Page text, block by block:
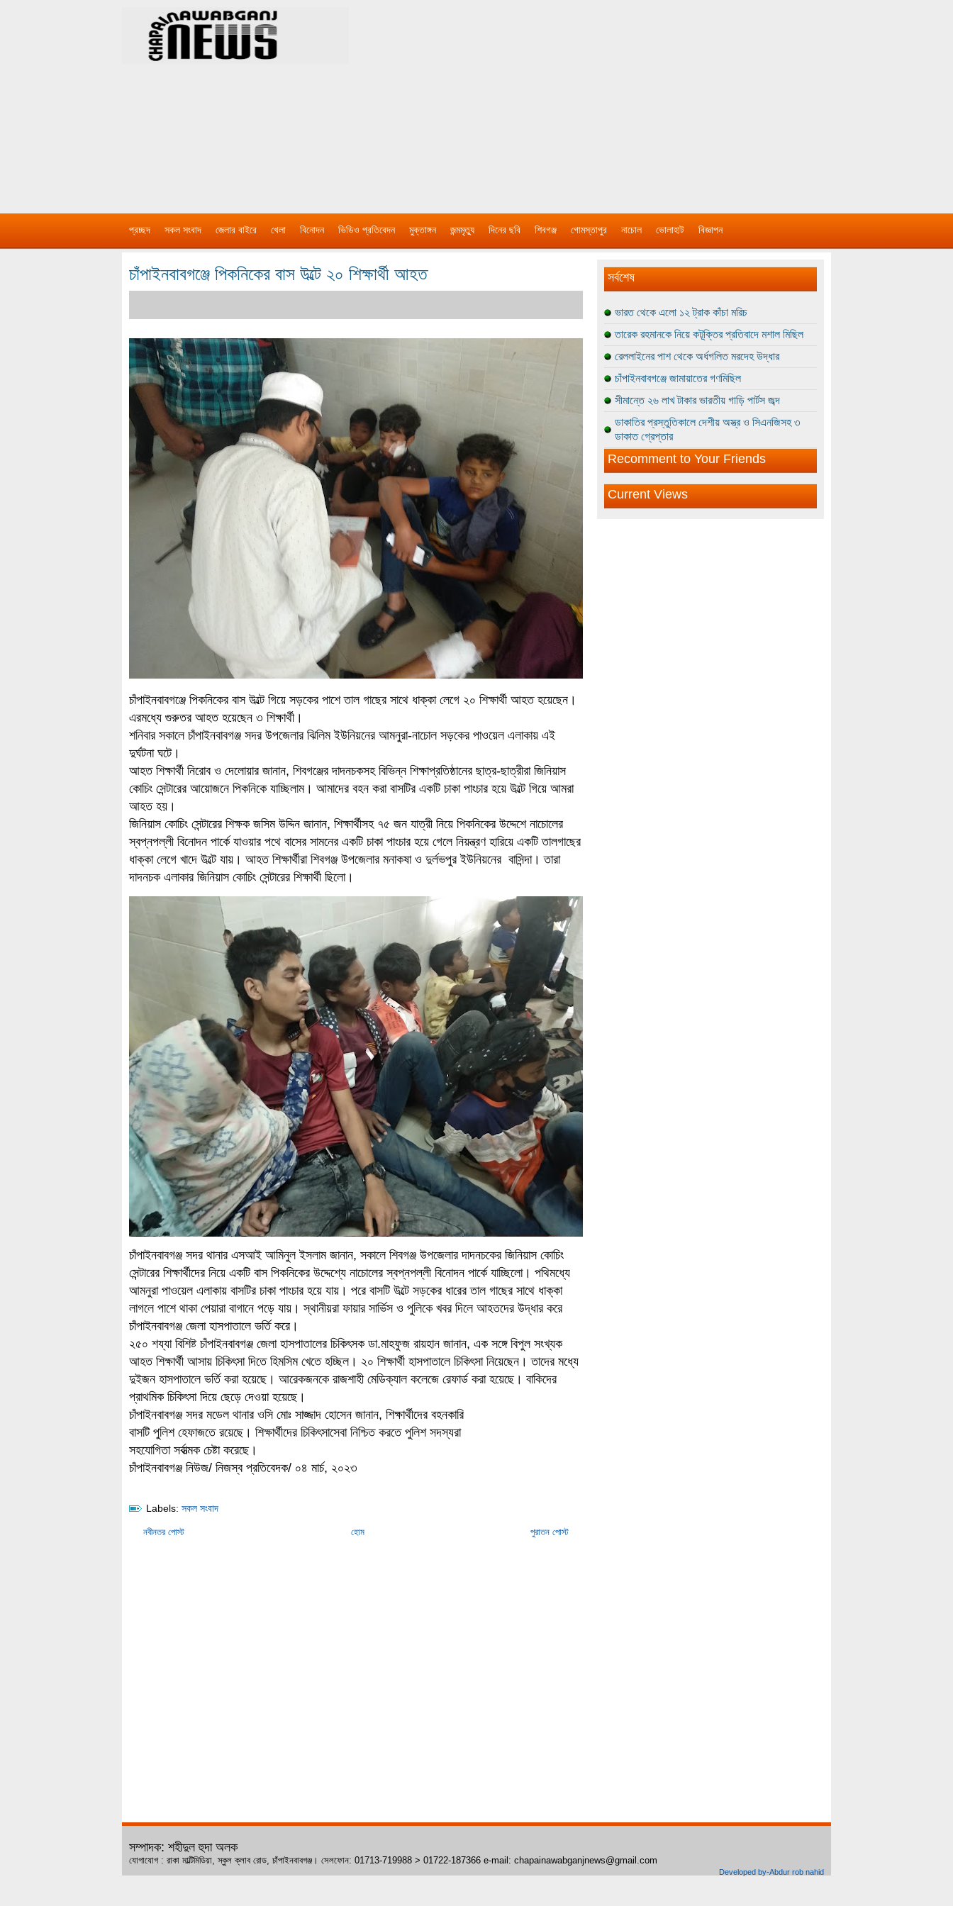
প্রচ্ছদ সকল সংবাদ জেলার বাইরে খেলা বিনোদন ভিডিও প্রতিবেদন মুক্তাঙ্গন জন্মমৃত্যু দিনের ছবি শিবগঞ্জ গোমস্তাপুর নাচোল ভোলাহাট বিজ্ঞাপন
চাঁপাইনবাবগঞ্জে পিকনিকের বাস উল্টে ২০ শিক্ষার্থী আহত
চাঁপাইনবাবগঞ্জে পিকনিকের বাস উল্টে গিয়ে সড়কের পাশে তাল গাছের সাথে ধাক্কা লেগে ২০ শিক্ষার্থী আহত হয়েছেন।
এরমধ্যে গুরুতর আহত হয়েছেন ৩ শিক্ষার্থী।
শনিবার সকালে চাঁপাইনবাবগঞ্জ সদর উপজেলার ঝিলিম ইউনিয়নের আমনুরা-নাচোল সড়কের পাওয়েল এলাকায় এই
দুর্ঘটনা ঘটে।
আহত শিক্ষার্থী নিরোব ও দেলোয়ার জানান, শিবগঞ্জের দাদনচকসহ বিভিন্ন শিক্ষাপ্রতিষ্ঠানের ছাত্র-ছাত্রীরা জিনিয়াস
কোচিং সেন্টারের আয়োজনে পিকনিকে যাচ্ছিলাম। আমাদের বহন করা বাসটির একটি চাকা পাংচার হয়ে উল্টে গিয়ে আমরা
আহত হয়।
জিনিয়াস কোচিং সেন্টারের শিক্ষক জসিম উদ্দিন জানান, শিক্ষার্থীসহ ৭৫ জন যাত্রী নিয়ে পিকনিকের উদ্দেশে নাচোলের
স্বপ্নপল্লী বিনোদন পার্কে যাওয়ার পথে বাসের সামনের একটি চাকা পাংচার হয়ে গেলে নিয়ন্ত্রণ হারিয়ে একটি তালগাছের
ধাক্কা লেগে খাদে উল্টে যায়। আহত শিক্ষার্থীরা শিবগঞ্জ উপজেলার মনাকষা ও দুর্লভপুর ইউনিয়নের বাসিন্দা। তারা
দাদনচক এলাকার জিনিয়াস কোচিং সেন্টারের শিক্ষার্থী ছিলো।
চাঁপাইনবাবগঞ্জ সদর থানার এসআই আমিনুল ইসলাম জানান, সকালে শিবগঞ্জ উপজেলার দাদনচকের জিনিয়াস কোচিং
সেন্টারের শিক্ষার্থীদের নিয়ে একটি বাস পিকনিকের উদ্দেশ্যে নাচোলের স্বপ্নপল্লী বিনোদন পার্কে যাচ্ছিলো। পথিমধ্যে
আমনুরা পাওয়েল এলাকায় বাসটির চাকা পাংচার হয়ে যায়। পরে বাসটি উল্টে সড়কের ধারের তাল গাছের সাথে ধাক্কা
লাগলে পাশে থাকা পেয়ারা বাগানে পড়ে যায়। স্থানীয়রা ফায়ার সার্ভিস ও পুলিকে খবর দিলে আহতদের উদ্ধার করে
চাঁপাইনবাবগঞ্জ জেলা হাসপাতালে ভর্তি করে।
২৫০ শয্যা বিশিষ্ট চাঁপাইনবাবগঞ্জ জেলা হাসপাতালের চিকিৎসক ডা.মাহফুজ রায়হান জানান, এক সঙ্গে বিপুল সংখ্যক
আহত শিক্ষার্থী আসায় চিকিৎসা দিতে হিমসিম খেতে হচ্ছিল। ২০ শিক্ষার্থী হাসপাতালে চিকিৎসা নিয়েছেন। তাদের মধ্যে
দুইজন হাসপাতালে ভর্তি করা হয়েছে। আরেকজনকে রাজশাহী মেডিক্যাল কলেজে রেফার্ড করা হয়েছে। বাকিদের
প্রাথমিক চিকিৎসা দিয়ে ছেড়ে দেওয়া হয়েছে।
চাঁপাইনবাবগঞ্জ সদর মডেল থানার ওসি মোঃ সাজ্জাদ হোসেন জানান, শিক্ষার্থীদের বহনকারি
বাসটি পুলিশ হেফাজতে রয়েছে। শিক্ষার্থীদের চিকিৎসাসেবা নিশ্চিত করতে পুলিশ সদস্যরা
সহযোগিতা সর্বাত্মক চেষ্টা করেছে।
চাঁপাইনবাবগঞ্জ নিউজ/ নিজস্ব প্রতিবেদক/ ০৪ মার্চ, ২০২৩
Labels: সকল সংবাদ
নবীনতর পোস্ট পুরাতন পোস্ট
হোম
সর্বশেষ
ভারত থেকে এলো ১২ ট্রাক কাঁচা মরিচ
তারেক রহমানকে নিয়ে কটূক্তির প্রতিবাদে মশাল মিছিল
রেললাইনের পাশ থেকে অর্ধগলিত মরদেহ উদ্ধার
চাঁপাইনবাবগঞ্জে জামায়াতের গণমিছিল
সীমান্তে ২৬ লাখ টাকার ভারতীয় গাড়ি পার্টস জব্দ
ডাকাতির প্রস্তুতিকালে দেশীয় অস্ত্র ও সিএনজিসহ ৩
ডাকাত গ্রেপ্তার
Recomment to Your Friends
Current Views
সম্পাদক: শহীদুল হুদা অলক
যোগাযোগ : রাকা মাল্টিমিডিয়া, স্কুল ক্লাব রোড, চাঁপাইনবাবগঞ্জ। সেলফোন: 01713-719988 > 01722-187366 e-mail: chapainawabganjnews@gmail.com
Developed by-Abdur rob nahid